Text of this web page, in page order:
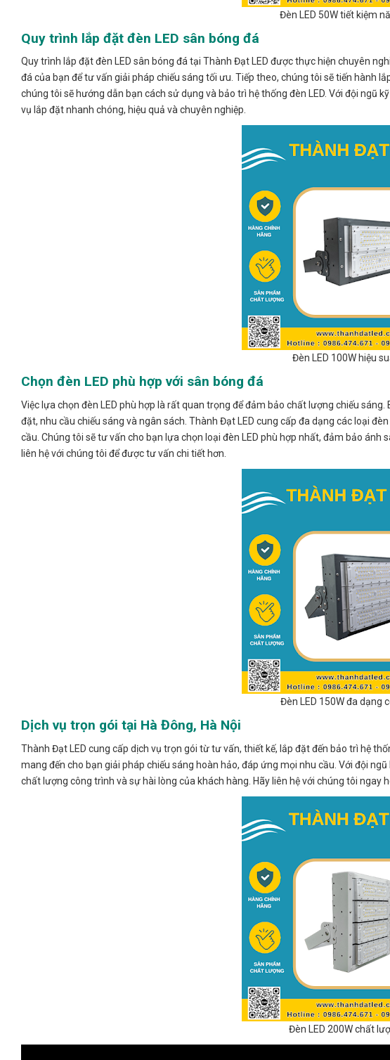
Đèn LED 50W tiết kiệm
Quy trình lắp đặt đèn LED sân bóng đá
Quy trình lắp đặt đèn LED sân bóng đá tại Thành Đạt LED được thực hiện chuyên
đá của bạn để tư vấn giải pháp chiếu sáng tối ưu. Tiếp theo, chúng tôi sẽ tiến hành
chúng tôi sẽ hướng dẫn bạn cách sử dụng và bảo trì hệ thống đèn LED. Với đội ngũ
vụ lắp đặt nhanh chóng, hiệu quả và chuyên nghiệp.
Đèn LED 100W hiệu
Chọn đèn LED phù hợp với sân bóng đá
Việc lựa chọn đèn LED phù hợp là rất quan trọng để đảm bảo chất lượng chiếu
đặt, nhu cầu chiếu sáng và ngân sách. Thành Đạt LED cung cấp đa dạng các loại
cầu. Chúng tôi sẽ tư vấn cho bạn lựa chọn loại đèn LED phù hợp nhất, đảm bảo ánh
liên hệ với chúng tôi để được tư vấn chi tiết hơn.
Đèn LED 150W đa dạng
Dịch vụ trọn gói tại Hà Đông, Hà Nội
Thành Đạt LED cung cấp dịch vụ trọn gói từ tư vấn, thiết kế, lắp đặt đến bảo trì hệ
mang đến cho bạn giải pháp chiếu sáng hoàn hảo, đáp ứng mọi nhu cầu. Với đội
chất lượng công trình và sự hài lòng của khách hàng. Hãy liên hệ với chúng tôi ngay
Đèn LED 200W chất